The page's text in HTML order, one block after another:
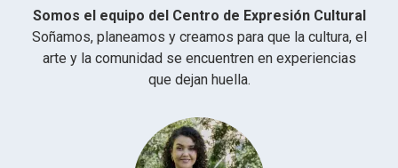
Somos el equipo del Centro de Expresión Cultural
Soñamos, planeamos y creamos para que la cultura, el
arte y la comunidad se encuentren en experiencias
que dejan huella.